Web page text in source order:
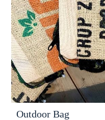
Outdoor Bag